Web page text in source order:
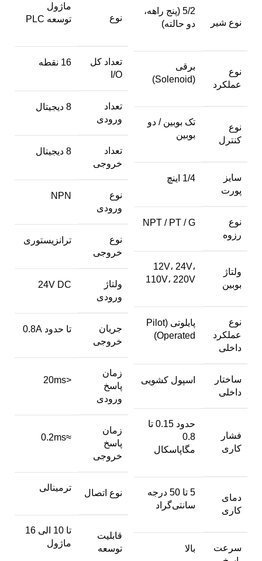
نوع شیر
5/2 (پنج راهه،
دو حالته)
نوع
عملکرد
برقی
(Solenoid)
نوع
کنترل
تک بوبین / دو
بوبین
سایز
پورت
1/4 اینچ
نوع
رزوه
NPT / PT / G
ولتاژ
بوبین
12V، 24V،
110V، 220V
نوع
عملکرد
داخلی
پایلوتی (Pilot
Operated)
ساختار
داخلی
اسپول کشویی
فشار
کاری
حدود 0.15 تا
0.8
مگاپاسکال
دمای
کاری
5 تا 50 درجه
سانتی‌گراد
سرعت
بالا
نوع
ماژول
توسعه PLC
تعداد کل
I/O
16 نقطه
تعداد
ورودی
8 دیجیتال
تعداد
خروجی
8 دیجیتال
نوع
ورودی
NPN
نوع
خروجی
ترانزیستوری
ولتاژ
ورودی
24V DC
جریان
خروجی
تا حدود 0.8A
زمان
پاسخ
ورودی
<20ms
زمان
پاسخ
خروجی
≈0.2ms
نوع اتصال
ترمینالی
قابلیت
توسعه
تا 10 الی 16
ماژول